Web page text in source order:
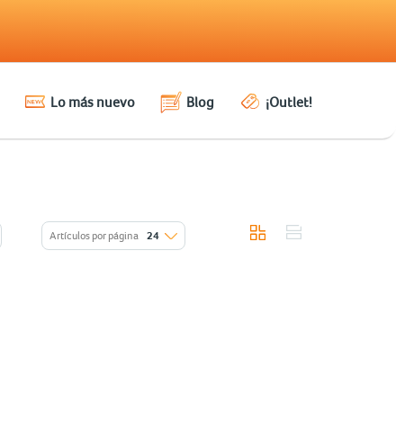
Lo más nuevo Blog ¡Outlet!
Artículos por página 24